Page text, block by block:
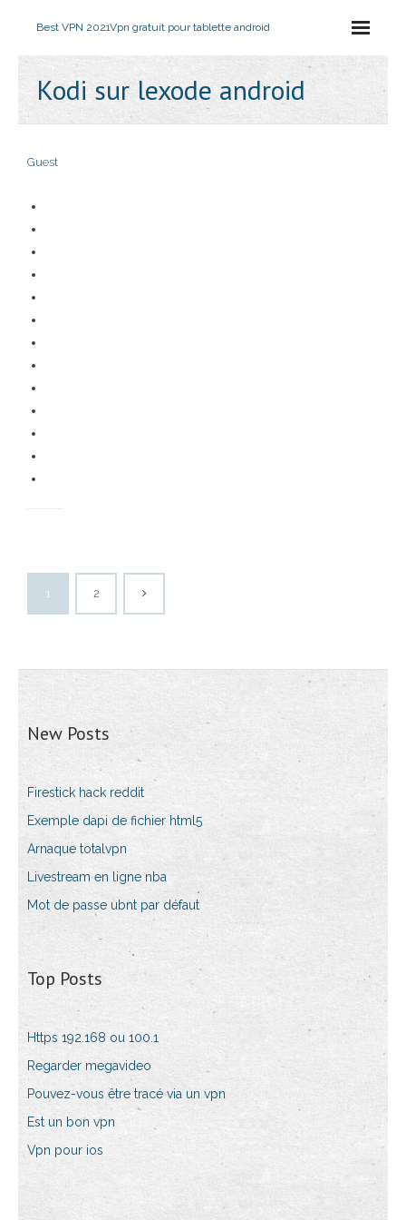
Best VPN 2021Vpn gratuit pour tablette android
Kodi sur lexode android
Guest
1 2
New Posts
Firestick hack reddit
Exemple dapi de fichier html5
Arnaque totalvpn
Livestream en ligne nba
Mot de passe ubnt par défaut
Top Posts
Https 192.168 ou 100.1
Regarder megavideo
Pouvez-vous être tracé via un vpn
Est un bon vpn
Vpn pour ios